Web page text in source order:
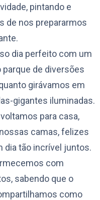
pintando e
de nos prepararmos
dia perfeito com um
de diversões
girávamos em
gigantes iluminadas.
para casa,
camas, felizes
dia tão incrível juntos.
com
sabendo que o
como